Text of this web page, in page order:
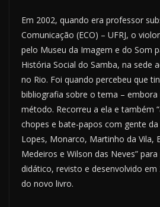
Em 2002, quando era professor
Comunicação (ECO) – UFRJ, o
pelo Museu da Imagem e do Som
História Social do Samba, na sede
no Rio. Foi quando percebeu que
bibliografia sobre o tema – embora
método. Recorreu a ela e também
chopes e bate-papos com gente
Lopes, Monarco, Martinho da Vila,
Medeiros e Wilson das Neves”
didático, revisto e desenvolvido em
do novo livro.